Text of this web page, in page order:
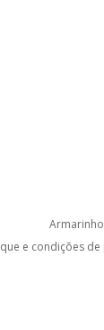
e condições